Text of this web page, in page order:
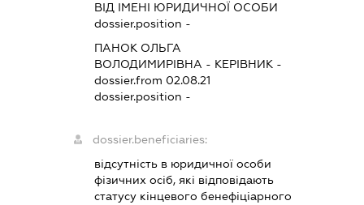
ВІД ІМЕНІ ЮРИДИЧНОЇ ОСОБИ
dossier.position -
ПАНОК ОЛЬГА
ВОЛОДИМИРІВНА - КЕРІВНИК -
dossier.from 02.08.21
dossier.position -
dossier.beneficiaries:
відсутність в юридичної особи
фізичних осіб, які відповідають
статусу кінцевого бенефіціарного